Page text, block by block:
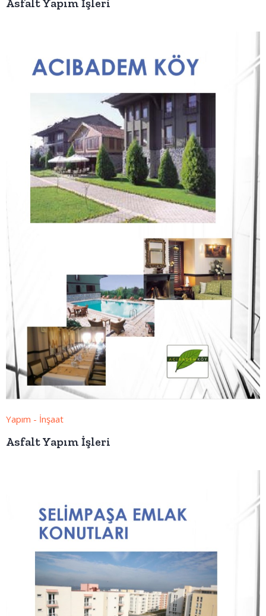
Yapım - İnşaat
Asfalt Yapım İşleri